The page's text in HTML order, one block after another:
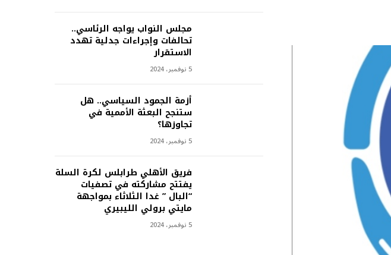
مجلس النواب يواجه الرئاسي..
تحالفات وإجراءات جدلية تهدد
الاستقرار
5 نوفمبر، 2024
أزمة الجمود السياسي.. هل
ستنجح البعثة الأممية في
تجاوزها؟
5 نوفمبر، 2024
فريق الأهلي طرابلس لكرة السلة
يفتتح مشاركته في تصفيات
“البال ” غدا الثلاثاء بمواجهة
مايتي برولي الليبيري
5 نوفمبر، 2024